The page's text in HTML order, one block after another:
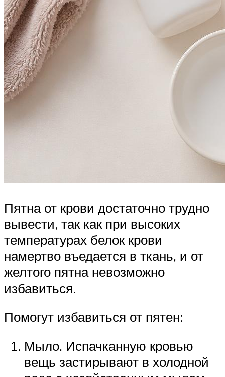
Пятна от крови достаточно трудно
вывести, так как при высоких
температурах белок крови
намертво въедается в ткань, и от
желтого пятна невозможно
избавиться.
Помогут избавиться от пятен:
Мыло. Испачканную кровью
вещь застирывают в холодной